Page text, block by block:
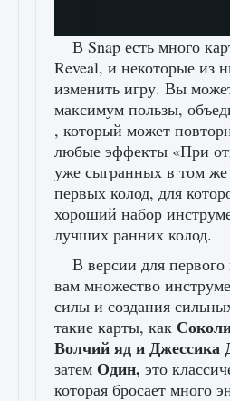
В Snap есть много
Reveal, и некоторые из
изменить игру. Вы
максимум пользы,
, который может
любые эффекты «При
уже сыгранных в том же
первых колод, для
хороший набор
лучших ранних колод.
В версии для первого
вам множество
силы и создания
такие карты, как
Волчий яд и Джессика
затем Один, это
которая бросает много